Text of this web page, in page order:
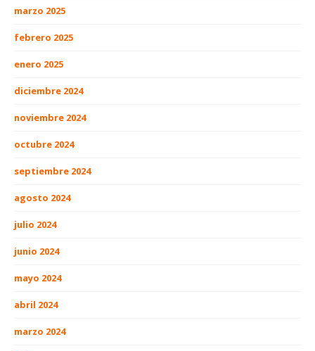
marzo 2025
febrero 2025
enero 2025
diciembre 2024
noviembre 2024
octubre 2024
septiembre 2024
agosto 2024
julio 2024
junio 2024
mayo 2024
abril 2024
marzo 2024